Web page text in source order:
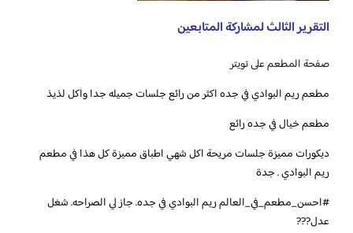
التقرير الثالث لمشاركة المتابعين
صفحة المطعم على تويتر
مطعم ريم البوادي في جده اكثر من رائع جلسات جميله جدا واكل لذيذ
مطعم خيال في جده رائع
ديكورات مميزة جلسات مريحة اكل شهي اطباق مميزة كل هذا في مطعم
ريم البوادي . جدة
‏‎#احسن_مطعم_في_العالم ريم البوادي في جده. جاز لي الصراحه. شغل
عدل???